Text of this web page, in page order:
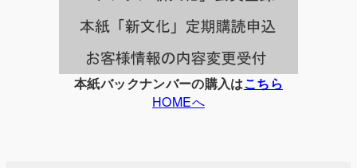
本紙バックナンバーの購入はこちら
HOMEへ